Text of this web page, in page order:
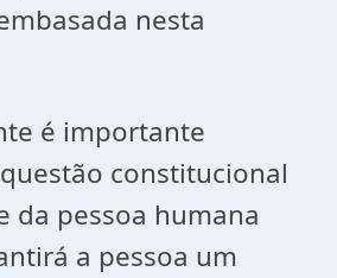
nesta
é importante
constitucional
da pessoa humana
a pessoa um